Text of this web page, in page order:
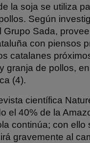
la soja se utiliza
Según
Sada,
con piensos
catalanes
granja de pollos,
(4).
científica
el 40% de la
continúa; con ello
gravemente al